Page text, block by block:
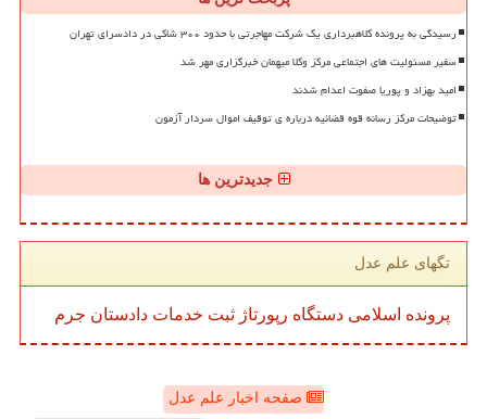
رسیدگی به پرونده کلاهبرداری یک شرکت مهاجرتی با حدود ۳۰۰ شاکی در دادسرای تهران
سفیر مسئولیت های اجتماعی مرکز وکلا میهمان خبرگزاری مهر شد
امید بهزاد و پوریا صفوت اعدام شدند
توضیحات مرکز رسانه قوه قضائیه درباره ی توقیف اموال سردار آزمون
جدیدترین ها
تگهای علم عدل
پرونده اسلامی دستگاه رپورتاژ ثبت خدمات دادستان جرم
صفحه اخبار علم عدل